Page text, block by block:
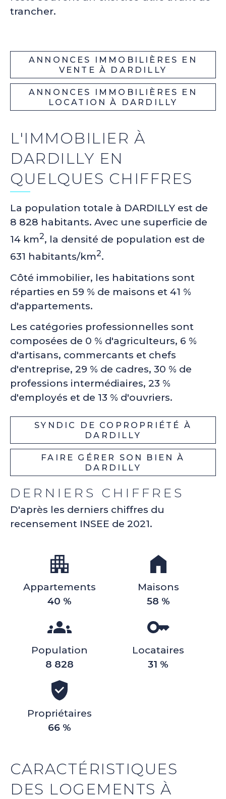
trancher.
ANNONCES IMMOBILIÈRES EN
VENTE À DARDILLY
ANNONCES IMMOBILIÈRES EN
LOCATION À DARDILLY
L'IMMOBILIER À
DARDILLY EN
QUELQUES CHIFFRES
La population totale à DARDILLY est de
8 828 habitants. Avec une superficie de
14 km2, la densité de population est de
631 habitants/km2.
Côté immobilier, les habitations sont
réparties en 59 % de maisons et 41 %
d'appartements.
Les catégories professionnelles sont
composées de 0 % d'agriculteurs, 6 %
d'artisans, commercants et chefs
d'entreprise, 29 % de cadres, 30 % de
professions intermédiaires, 23 %
d'employés et de 13 % d'ouvriers.
SYNDIC DE COPROPRIÉTÉ À
DARDILLY
FAIRE GÉRER SON BIEN À
DARDILLY
DERNIERS CHIFFRES
D'après les derniers chiffres du
recensement INSEE de 2021.
Appartements
40 %
Maisons
58 %
Population
8 828
Locataires
31 %
Propriétaires
66 %
CARACTÉRISTIQUES
DES LOGEMENTS À